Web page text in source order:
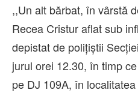
,,Un alt bărbat, în vârstă
Recea Cristur aflat sub
depistat de polițiștii
jurul orei 12.30, în timp
pe DJ 109A, în